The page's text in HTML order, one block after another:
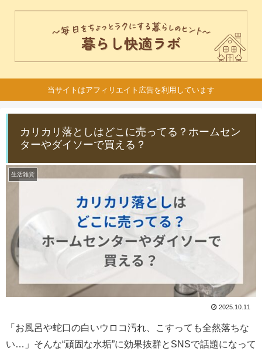
当サイトはアフィリエイト広告を利用しています
カリカリ落としはどこに売ってる？ホームセン
ターやダイソーで買える？
生活雑貨
2025.10.11
「お風呂や蛇口の白いウロコ汚れ、こすっても全然落ちな
い…」そんな“頑固な水垢”に効果抜群とSNSで話題になって